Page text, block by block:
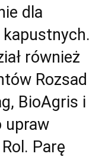
dla
również
Rozsad
BioAgris i
upraw
Parę